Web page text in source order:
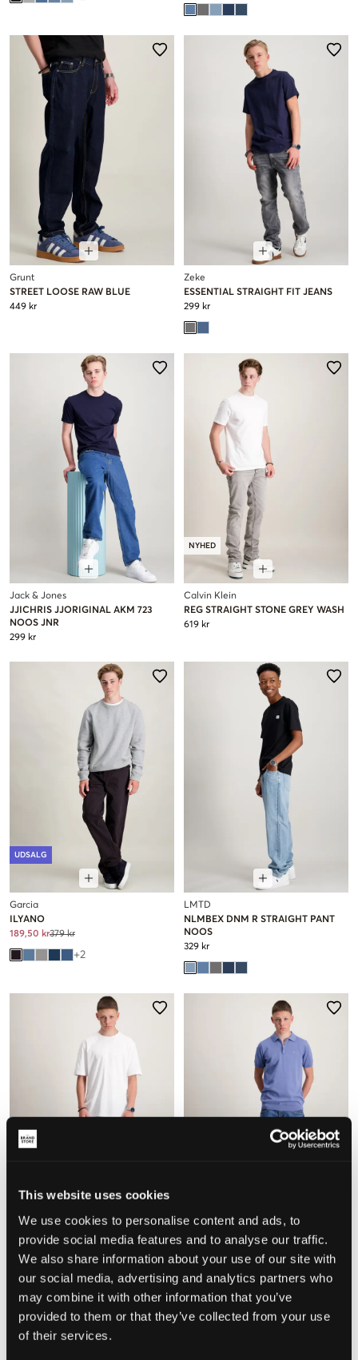
This website uses cookies
We use cookies to personalise content and ads, to
provide social media features and to analyse our traffic.
We also share information about your use of our site with
our social media, advertising and analytics partners who
may combine it with other information that you’ve
provided to them or that they’ve collected from your use
of their services.
Grunt
STREET LOOSE RAW BLUE
449 kr
Zeke
ESSENTIAL STRAIGHT FIT JEANS
299 kr
Jack & Jones
JJICHRIS JJORIGINAL AKM 723
NOOS JNR
299 kr
NYHED
Calvin Klein
REG STRAIGHT STONE GREY WASH
619 kr
UDSALG
Garcia
ILYANO
189,50 kr379 kr
+2
LMTD
NLMBEX DNM R STRAIGHT PANT
NOOS
329 kr
Calvin Klein
549 kr
Calvin Klein
549 kr